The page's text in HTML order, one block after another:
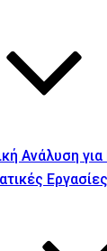
Ανάλυση